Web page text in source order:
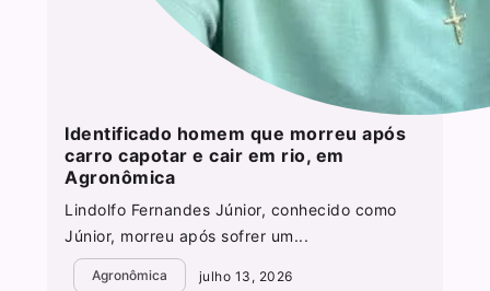
Identificado homem que morreu após
carro capotar e cair em rio, em
Agronômica
Lindolfo Fernandes Júnior, conhecido como
Júnior, morreu após sofrer um...
Agronômica julho 13, 2026